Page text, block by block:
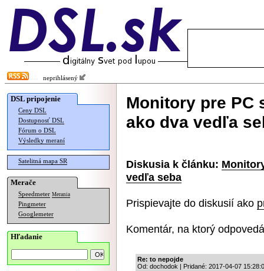
neprihlásený
DSL pripojenie
Ceny DSL
Dostupnosť DSL
Fórum o DSL
Výsledky meraní
Satelitná mapa SR
Merače
Speedmeter Merania
Pingmeter
Googlemeter
Hľadanie
Monitory pre PC
ako dva vedľa
Diskusia k článku:
vedľa seba
Prispievajte do diskusií ako
Komentár, na ktorý
Re: to nepojde
Od: dochodok | Pridané: 2017-04-07